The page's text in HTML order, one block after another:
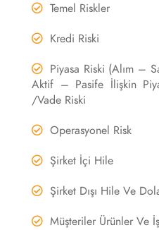
Temel Riskler
Kredi Riski
Piyasa Riski (Alım –
Aktif – Pasife İlişkin
/Vade Riski
Operasyonel Risk
Şirket İçi Hile
Şirket Dışı Hile Ve
Müşteriler Ürünler Ve